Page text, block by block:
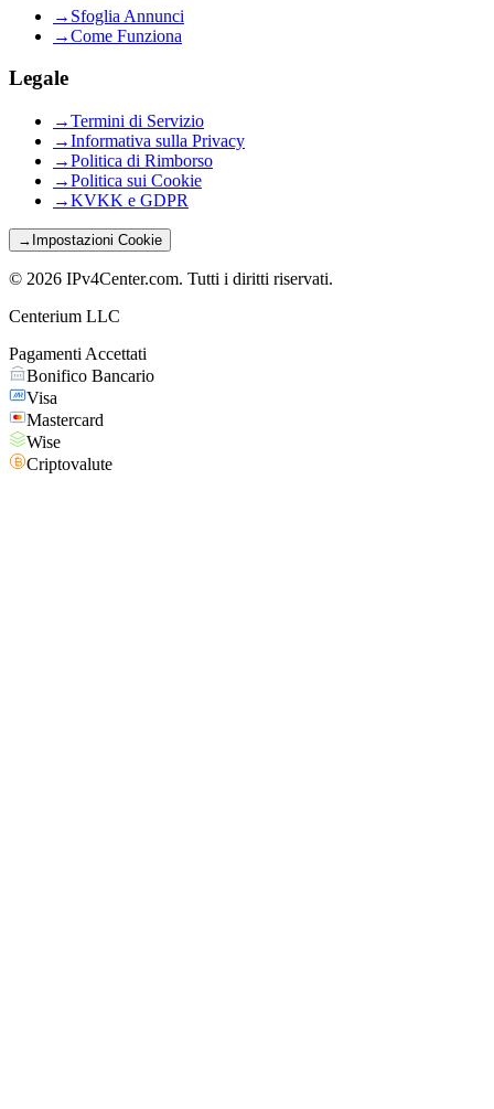
→ Sfoglia Annunci
→Come Funziona
Legale
→Termini di Servizio
→Informativa sulla Privacy
→Politica di Rimborso
→Politica sui Cookie
→KVKK e GDPR
→ Impostazioni Cookie
© 2026 IPv4Center.com. Tutti i diritti riservati.
Centerium LLC
Pagamenti Accettati
Bonifico Bancario
Visa
Mastercard
Wise
Criptovalute